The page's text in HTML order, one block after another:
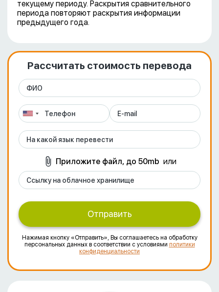
текущему периоду. Раскрытия сравнительного
периода повторяют раскрытия информации
предыдущего года.
Рассчитать стоимость перевода
Приложите файл, до 50mb или
Отправить
Нажимая кнопку «Отправить», Вы соглашаетесь на обработку
персональных данных в соответствии с условиями политики
конфиденциальности